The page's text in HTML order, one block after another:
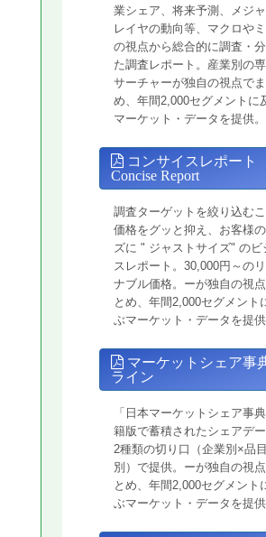
業シェア、将来予測、メジ
レイヤの動向等、マクロや
の視点から総合的に調査・
た調査レポート。産業別の
サーチャーが独自の視点でま
め、年間2,000セグメントに
マーケット・データを提供。
コンサイスレポート
Concise Report
調査ターゲットを絞り込む
価格をグッと抑え、お客様
ズに " ジャストサイズ" のビ
スレポート。30,000円～の
ナブル価格。ーが独自の視
とめ、年間2,000セグメント
ぶマーケット・データを提供
マーケットシェア事
ライン
「日本マーケットシェア事
籍版で蓄積されたシェアデ
2種類の切り口（企業別×品目
別）で提供。ーが独自の視
とめ、年間2,000セグメント
ぶマーケット・データを提供